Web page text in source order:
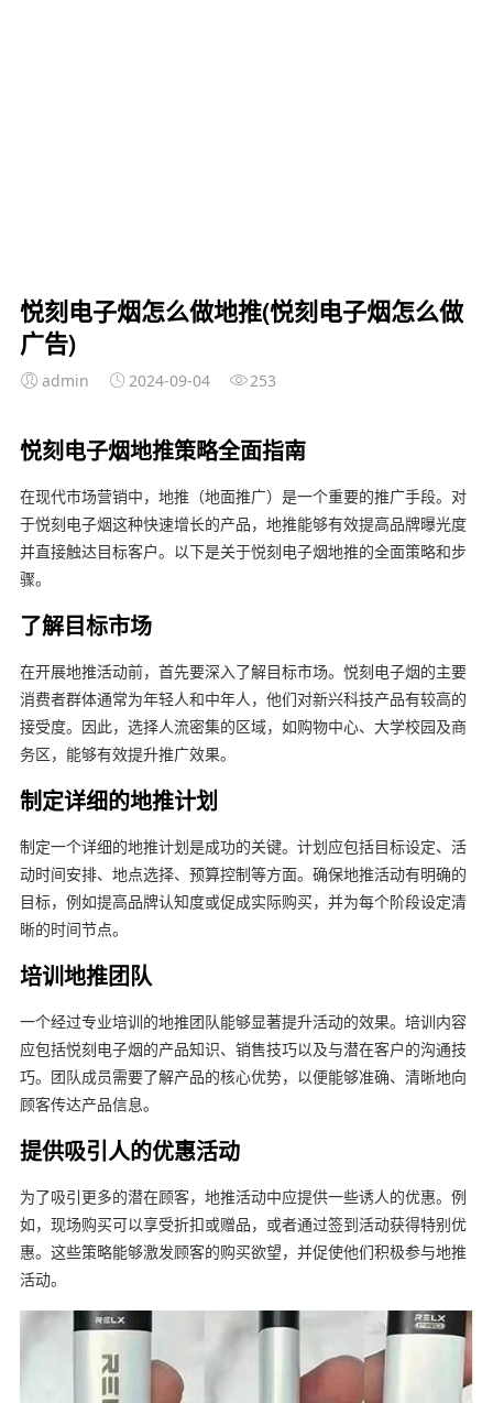
悦刻电子烟怎么做地推(悦刻电子烟怎么做
广告)
admin 2024-09-04 253
悦刻电子烟地推策略全面指南
在现代市场营销中，地推（地面推广）是一个重要的推广手段。对
于悦刻电子烟这种快速增长的产品，地推能够有效提高品牌曝光度
并直接触达目标客户。以下是关于悦刻电子烟地推的全面策略和步
骤。
了解目标市场
在开展地推活动前，首先要深入了解目标市场。悦刻电子烟的主要
消费者群体通常为年轻人和中年人，他们对新兴科技产品有较高的
接受度。因此，选择人流密集的区域，如购物中心、大学校园及商
务区，能够有效提升推广效果。
制定详细的地推计划
制定一个详细的地推计划是成功的关键。计划应包括目标设定、活
动时间安排、地点选择、预算控制等方面。确保地推活动有明确的
目标，例如提高品牌认知度或促成实际购买，并为每个阶段设定清
晰的时间节点。
培训地推团队
一个经过专业培训的地推团队能够显著提升活动的效果。培训内容
应包括悦刻电子烟的产品知识、销售技巧以及与潜在客户的沟通技
巧。团队成员需要了解产品的核心优势，以便能够准确、清晰地向
顾客传达产品信息。
提供吸引人的优惠活动
为了吸引更多的潜在顾客，地推活动中应提供一些诱人的优惠。例
如，现场购买可以享受折扣或赠品，或者通过签到活动获得特别优
惠。这些策略能够激发顾客的购买欲望，并促使他们积极参与地推
活动。